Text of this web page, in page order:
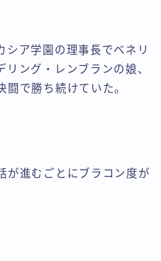
シア学園の理事長でベネリ
リング・レンブランの娘、
闘で勝ち続けていた。
が進むごとにブラコン度が